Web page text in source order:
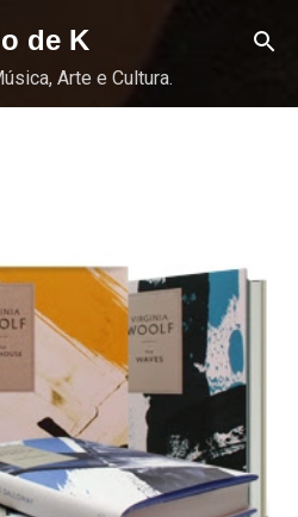
para o conteúdo principal
de K
Arte e Cultura.